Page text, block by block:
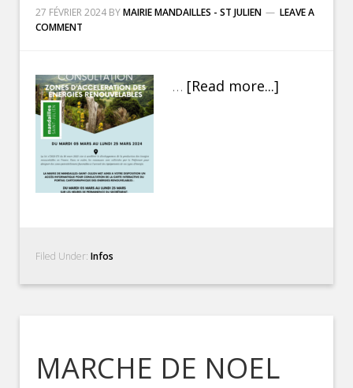
27 FÉVRIER 2024 BYMAIRIE MANDAILLES - ST JULIEN
LEAVE A
COMMENT
… [Read more...]
Filed Under:Infos
MARCHE DE NOEL